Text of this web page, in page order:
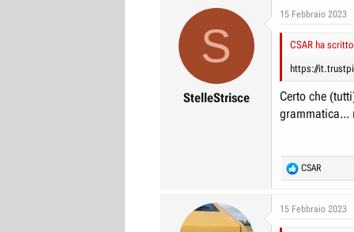
c
i
n
:
S
StelleStrisce
15 Febbraio 2023
CSAR ha
https://
Certo che
grammatica...
R
e
c
CSAR
15 Febbraio 2023